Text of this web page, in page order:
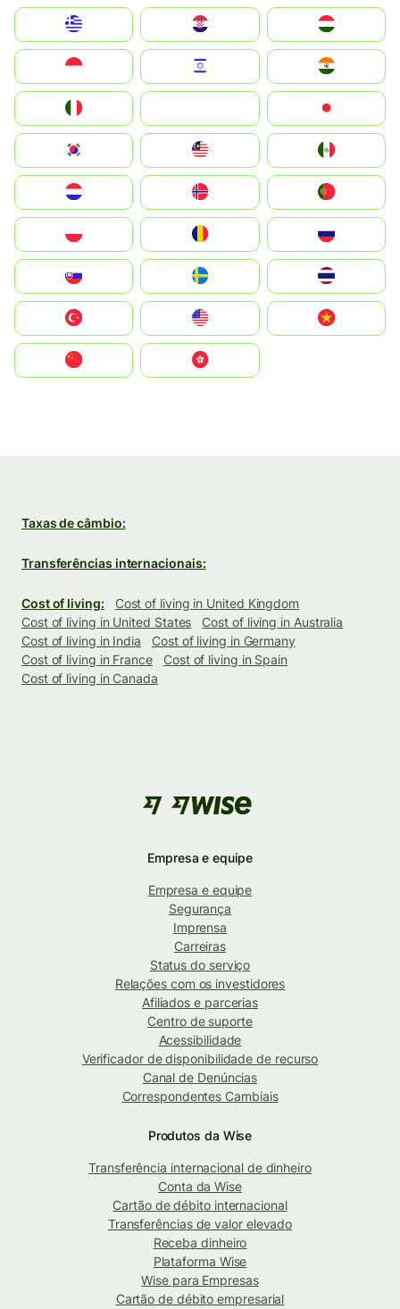
Magyarország
South Korea
United States
中國香港特別行政區
Taxas de câmbio:
Transferências internacionais:
Cost of living:
Cost of living in United Kingdom
Cost of living in United States
Cost of living in Australia
Cost of living in India
Cost of living in Germany
Cost of living in France
Cost of living in Spain
Cost of living in Canada
Empresa e equipe
Empresa e equipe
Segurança
Imprensa
Carreiras
Status do serviço
Relações com os investidores
Afiliados e parcerias
Centro de suporte
Acessibilidade
Verificador de disponibilidade de recurso
Canal de Denúncias
Correspondentes Cambiais
Produtos da Wise
Transferência internacional de dinheiro
Conta da Wise
Cartão de débito internacional
Transferências de valor elevado
Receba dinheiro
Plataforma Wise
Wise para Empresas
Cartão de débito empresarial